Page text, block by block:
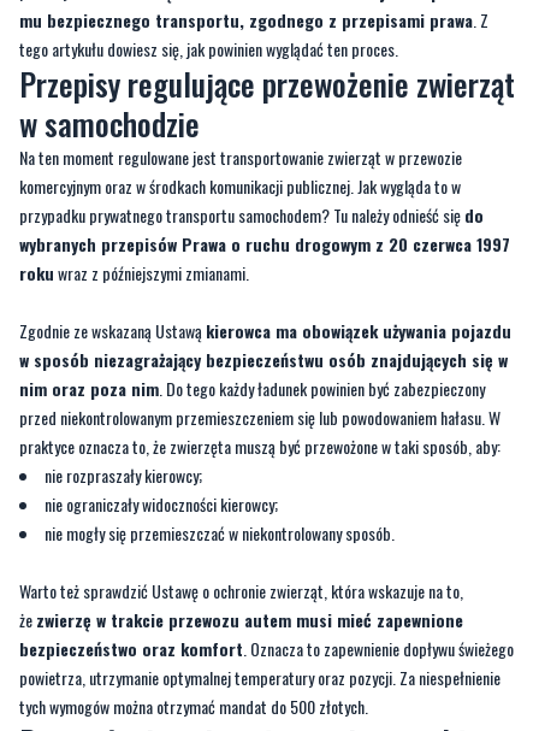
w samochodzie
Na ten moment regulowane jest transportowanie zwierząt w przewozie
komercyjnym oraz w środkach komunikacji publicznej. Jak wygląda to w
przypadku prywatnego transportu samochodem? Tu należy odnieść się
wybranych przepisów Prawa o ruchu drogowym z 20 czerwca 1997
rokuwraz z późniejszymi zmianami.
Zgodnie ze wskazaną Ustawąkierowca ma obowiązek używania pojazdu
w sposób niezagrażający bezpieczeństwu osób znajdujących się w
przed niekontrolowanym przemieszczeniem się lub powodowaniem hałasu. W
praktyce oznacza to, że zwierzęta muszą być przewożone w taki sposób, aby:
nie rozpraszały kierowcy;
nie ograniczały widoczności kierowcy;
nie mogły się przemieszczać w niekontrolowany sposób.
Warto też sprawdzić Ustawę o ochronie zwierząt, która wskazuje na to,
że
zwierzę w trakcie przewozu autem musi mieć zapewnione
powietrza, utrzymanie optymalnej temperatury oraz pozycji. Za niespełnienie
tych wymogów można otrzymać mandat do 500 złotych.
Przewożenie zwierząt w aucie w praktyce
Zgodnie z przyjętymi standardami dopuszcza się kilka sposobów przewożenia
psów i kotów w samochodzie. To, który z nich będzie właściwy zależy m.in. od